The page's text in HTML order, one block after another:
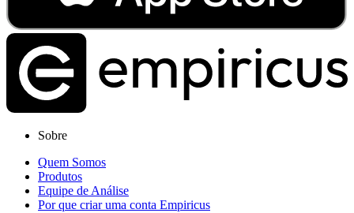
Sobre
Quem Somos
Produtos
Equipe de Análise
Por que criar uma conta Empiricus